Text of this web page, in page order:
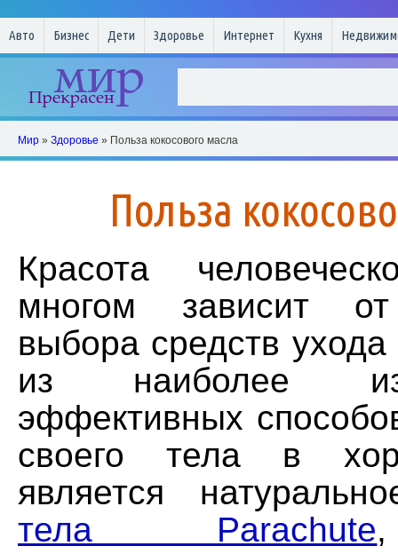
Авто Бизнес Дети Здоровье Интернет Кухня
Мир » Здоровье » Польза кокосового масла
Польза
Красота
многом зависит от
выбора средств
из наиболее
эффективных
своего тела в
является
тела Parachute